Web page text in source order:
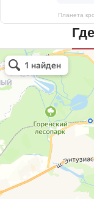
Планета
Планета кровли
Кровля и кровельные
Окна в Балашихе